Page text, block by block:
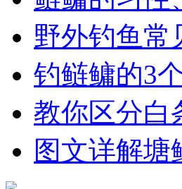
野外钓鱼常
钓鲢鳙的3
教你区分白
图文详解塘